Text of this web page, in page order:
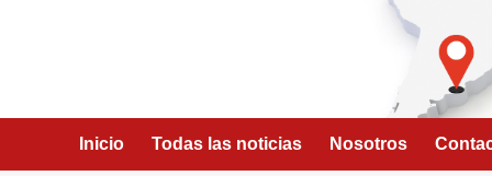
Inicio Todas las noticias Nosotros